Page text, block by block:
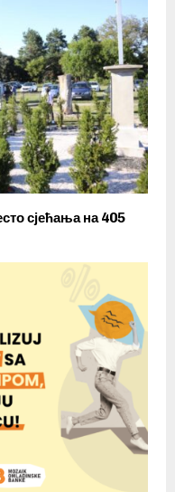
сјећања на 405